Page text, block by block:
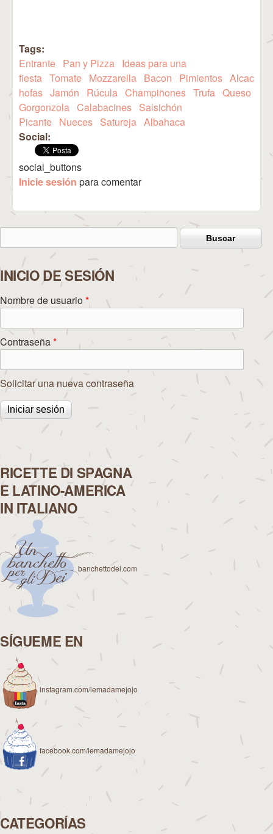
Tags:
Entrante Pan y Pizza Ideas para una
fiesta Tomate Mozzarella Bacon Pimientos Alcac
hofas Jamón Rúcula Champiñones Trufa Queso
Gorgonzola Calabacines Salsichón
Picante Nueces Satureja Albahaca
Social:
social_buttons
Inicie sesión para comentar
Formulario de búsqueda
INICIO DE SESIÓN
Nombre de usuario *
Contraseña*
Solicitar una nueva contraseña
RICETTE DI SPAGNA
E LATINO-AMERICA
IN ITALIANO
banchettodei.com
SÍGUEME EN
instagram.com/lemadamejojo
facebook.com/lemadamejojo
CATEGORÍAS